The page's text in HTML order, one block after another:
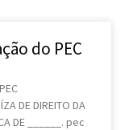
do PEC
DE DIREITO DA
DE ______. pec